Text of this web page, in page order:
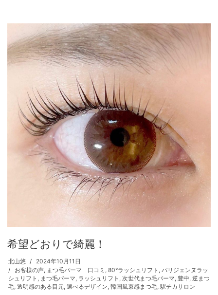
希望どおりで綺麗！
北山悠
2024年10月11日
お客様の声, まつ毛パーマ 口コミ , 80°ラッシュリフト , パリジェンヌラッ
シュリフト , まつ毛パーマ, ラッシュリフト , 次世代まつ毛パーマ, 豊中, 逆まつ
毛, 透明感のある目元, 選べるデザイン, 韓国風束感まつ毛, 駅チカサロン